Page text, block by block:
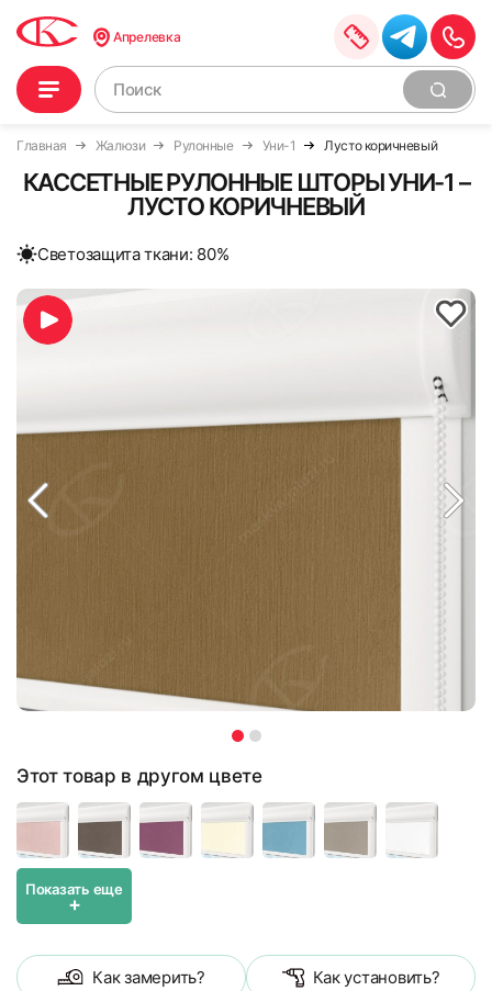
Апрелевка
Главная Жалюзи Рулонные Уни-1 Лусто коричневый
КАССЕТНЫЕ РУЛОННЫЕ ШТОРЫ УНИ-1 –
ЛУСТО КОРИЧНЕВЫЙ
Cветозащита ткани: 80%
Этот товар в другом цвете
Показать еще
+
Как замерить? Как установить?